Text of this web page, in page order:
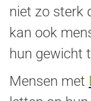
niet zo sterk
kan ook
hun gewicht
Mensen met